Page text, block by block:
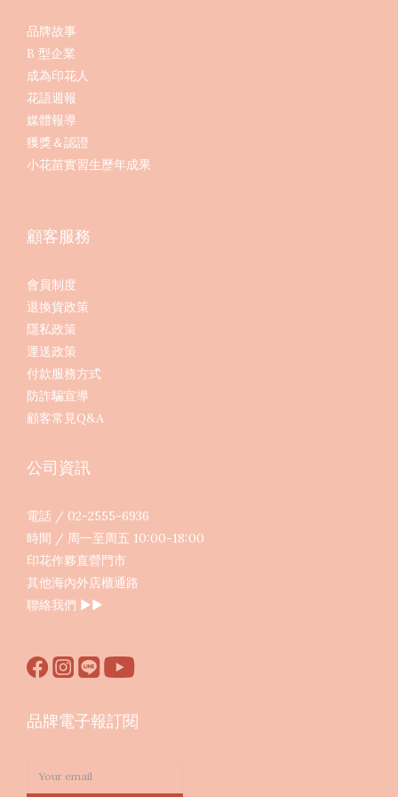
品牌故事
B 型企業
成為印花人
花語週報
媒體報導
獲獎＆認證
小花苗實習生歷年成果
顧客服務
會員制度
退換貨政策
隱私政策
運送政策
付款服務方式
防詐騙宣導
顧客常見Q&A
公司資訊
電話 / 02-2555-6936
時間 / 周一至周五 10:00-18:00
印花作夥直營門市
其他海內外店櫃通路
聯絡我們 ▶︎▶︎
品牌電子報訂閱